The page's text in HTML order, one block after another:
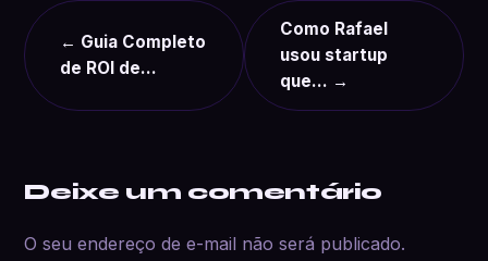
← Guia Completo
de ROI de…
Como Rafael
usou startup
que… →
Deixe um comentário
O seu endereço de e-mail não será publicado.